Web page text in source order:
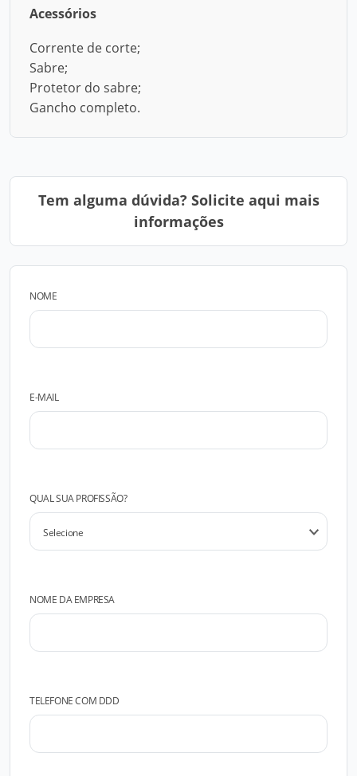
Acessórios
Corrente de corte;
Sabre;
Protetor do sabre;
Gancho completo.
Tem alguma dúvida? Solicite aqui mais
informações
NOME
E-MAIL
QUAL SUA PROFISSÃO?
NOME DA EMPRESA
TELEFONE COM DDD